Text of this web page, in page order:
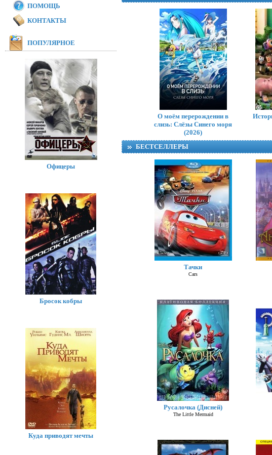
О моём перерождении в
слизь: Слёзы Синего моря
(2026)
БЕСТСЕЛЛЕРЫ
Тачки
Cars
Русалочка (Дисней)
The Little Mermaid
ПОМОЩЬ
КОНТАКТЫ
ПОПУЛЯРНОЕ
Офицеры
Бросок кобры
Куда приводят мечты